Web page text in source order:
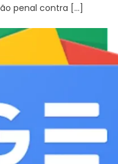
penal contra […]